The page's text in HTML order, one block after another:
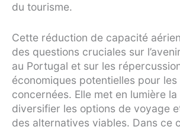
du tourisme.
Cette réduction de capacité
des questions cruciales sur
au Portugal et sur les
économiques potentielles pour
concernées. Elle met en lumière
diversifier les options de voyage
des alternatives viables. Dans ce